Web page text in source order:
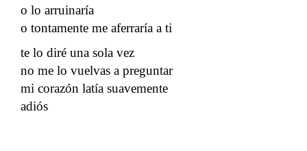
o lo arruinaría
o tontamente me aferraría a ti
te lo diré una sola vez
no me lo vuelvas a preguntar
mi corazón latía suavemente
adiós